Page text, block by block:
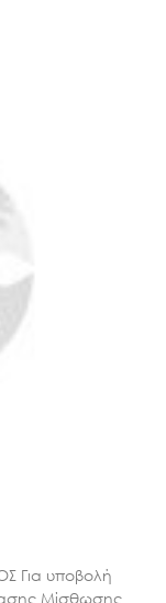
Για υποβολή
Μίσθωσης